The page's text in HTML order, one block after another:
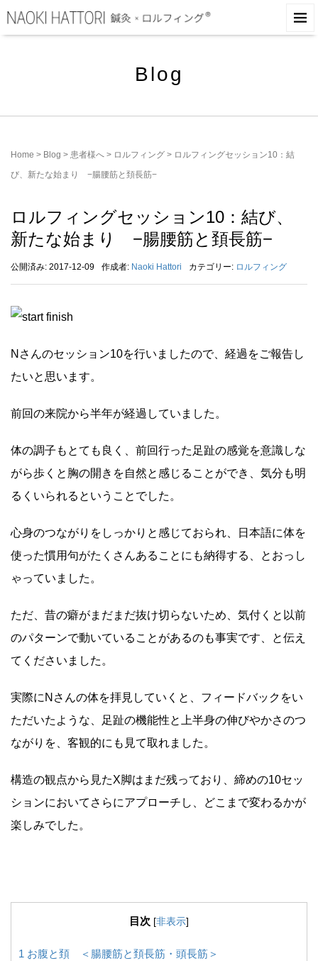
Blog
Home > Blog > 患者様へ > ロルフィング > ロルフィングセッション10：結
び、新たな始まり −腸腰筋と頚長筋−
ロルフィングセッション10：結び、
新たな始まり −腸腰筋と頚長筋−
公開済み: 2017-12-09 作成者: Naoki Hattori カテゴリー: ロルフィング
Nさんのセッション10を行いましたので、経過をご報告し
たいと思います。
前回の来院から半年が経過していました。
体の調子もとても良く、前回行った足趾の感覚を意識しな
がら歩くと胸の開きを自然と感じることができ、気分も明
るくいられるということでした。
心身のつながりをしっかりと感じておられ、日本語に体を
使った慣用句がたくさんあることにも納得する、とおっし
ゃっていました。
ただ、昔の癖がまだまだ抜け切らないため、気付くと以前
のパターンで動いていることがあるのも事実です、と伝え
てくださいました。
実際にNさんの体を拝見していくと、フィードバックをい
ただいたような、足趾の機能性と上半身の伸びやかさのつ
ながりを、客観的にも見て取れました。
構造の観点から見たX脚はまだ残っており、締めの10セッ
ションにおいてさらにアプローチし、どこまで変わるかが
楽しみでした。
目次 [非表示]
1 お腹と頚 ＜腸腰筋と頚長筋・頭長筋＞